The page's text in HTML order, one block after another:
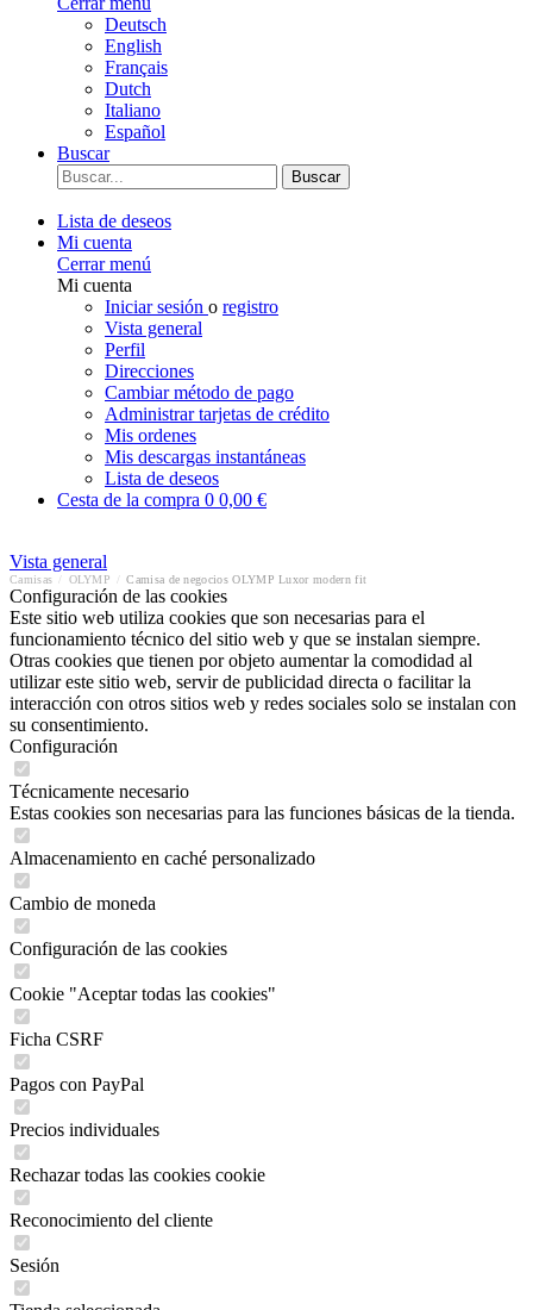
Deutsch
English
Français
Dutch
Italiano
Español
Buscar
Buscar
Lista de deseos
Mi cuenta
Cerrar menú
Mi cuenta
Iniciar sesión o registro
Vista general
Perfil
Direcciones
Cambiar método de pago
Administrar tarjetas de crédito
Mis ordenes
Mis descargas instantáneas
Lista de deseos
Cesta de la compra 0 0,00 €
Vista general
Camisas OLYMP Camisa de negocios OLYMP Luxor modern fit
Configuración de las cookies
Este sitio web utiliza cookies que son necesarias para el
funcionamiento técnico del sitio web y que se instalan siempre.
Otras cookies que tienen por objeto aumentar la comodidad al
utilizar este sitio web, servir de publicidad directa o facilitar la
interacción con otros sitios web y redes sociales solo se instalan con
su consentimiento.
Configuración
Técnicamente necesario
Estas cookies son necesarias para las funciones básicas de la tienda.
Almacenamiento en caché personalizado
Cambio de moneda
Configuración de las cookies
Cookie "Aceptar todas las cookies"
Ficha CSRF
Pagos con PayPal
Precios individuales
Rechazar todas las cookies cookie
Reconocimiento del cliente
Sesión